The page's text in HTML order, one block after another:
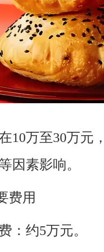
万至30万元
因素影响。
用
约5万元。